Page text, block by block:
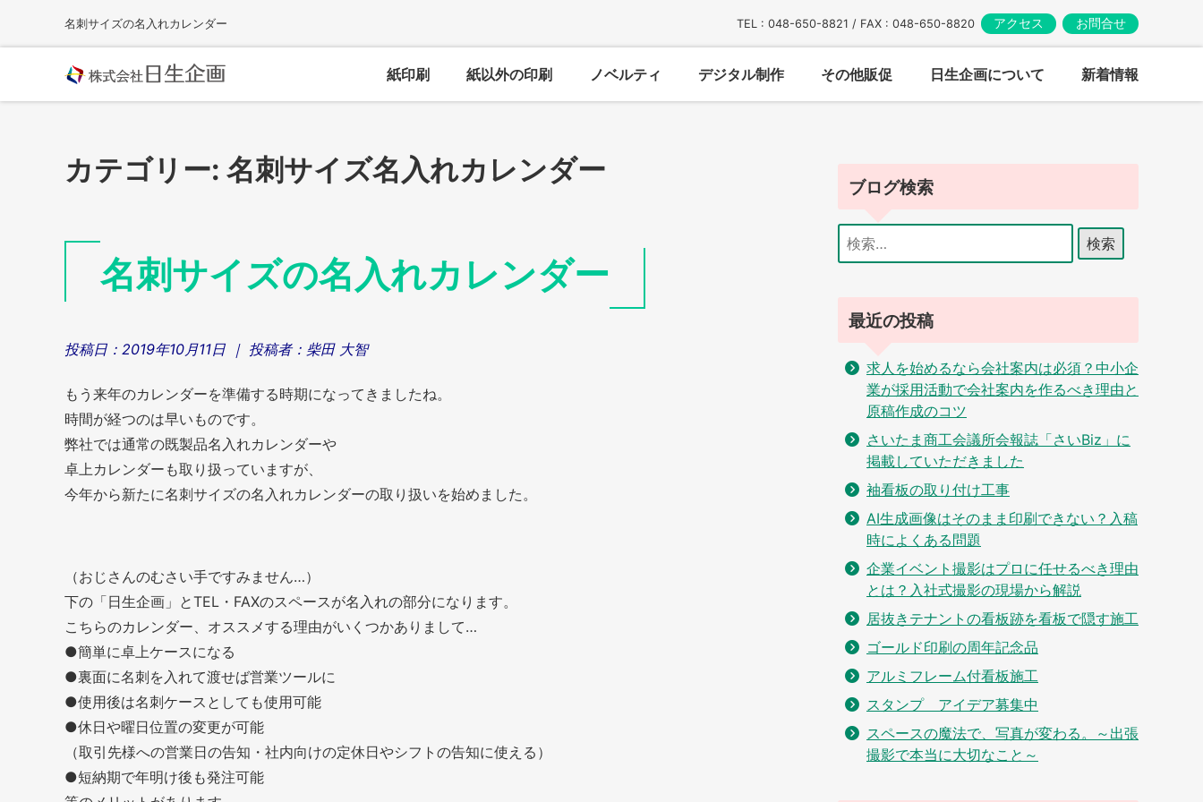
content
名刺サイズの名入れカレンダー TEL : 048-650-8821 / FAX : 048-650-8820 アクセス お問合せ
紙印刷 紙以外の印刷 ノベルティ デジタル制作 その他販促 日生企画について 新着情報
カテゴリー: 名刺サイズ名入れカレンダー
名刺サイズの名入れカレンダー
投稿日： 2019年10月11日 ｜ 投稿者： 柴田 大智
もう来年のカレンダーを準備する時期になってきましたね。
時間が経つのは早いものです。
弊社では通常の既製品名入れカレンダーや
卓上カレンダーも取り扱っていますが、
今年から新たに名刺サイズの名入れカレンダーの取り扱いを始めました。
（おじさんのむさい手ですみません…）
下の「日生企画」とTEL・FAXのスペースが名入れの部分になります。
こちらのカレンダー、オススメする理由がいくつかありまして…
●簡単に卓上ケースになる
●裏面に名刺を入れて渡せば営業ツールに
●使用後は名刺ケースとしても使用可能
●休日や曜日位置の変更が可能
（取引先様への営業日の告知・社内向けの定休日やシフトの告知に使える）
●短納期で年明け後も発注可能
ブログ検索
検
索:
最近の投稿
求人を始めるなら会社案内は必須？中小企
業が採用活動で会社案内を作るべき理由と
原稿作成のコツ
さいたま商工会議所会報誌「さいBiz」に
掲載していただきました
袖看板の取り付け工事
AI生成画像はそのまま印刷できない？入稿
時によくある問題
企業イベント撮影はプロに任せるべき理由
とは？入社式撮影の現場から解説
居抜きテナントの看板跡を看板で隠す施工
ゴールド印刷の周年記念品
アルミフレーム付看板施工
スタンプ アイデア募集中
スペースの魔法で、写真が変わる。～出張
撮影で本当に大切なこと～